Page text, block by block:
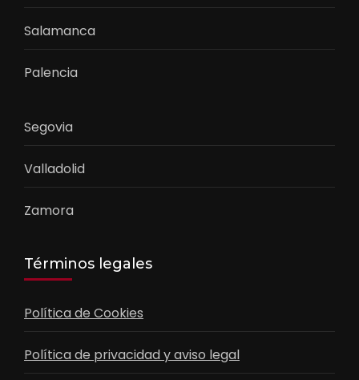
Salamanca
Palencia
Segovia
Valladolid
Zamora
Términos legales
Política de Cookies
Política de privacidad y aviso legal